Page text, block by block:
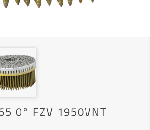
0° FZV 1950VNT